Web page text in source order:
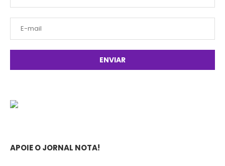
APOIE O JORNAL NOTA!